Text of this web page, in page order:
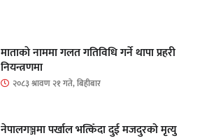
माताकाे नाममा गलत गतिविधि गर्ने थापा प्रहरी
नियन्त्रणमा
२०८३ श्रावण २१ गते, बिहीबार
नेपालगञ्जमा पर्खाल भत्किँदा दुई मजदुरको मृत्यु